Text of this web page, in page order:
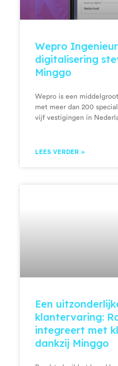
Wepro
digitalisering
Minggo
Wepro is een
met meer dan 200
vijf vestigingen in
LEES VERDER »
Een
klantervaring:
integreert met
dankzij Minggo